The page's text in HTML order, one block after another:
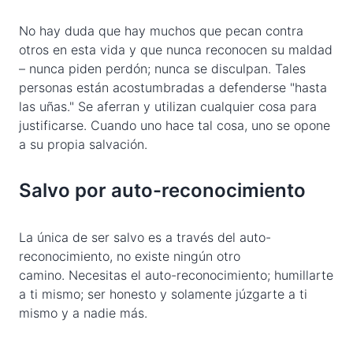
No hay duda que hay muchos que pecan contra
otros en esta vida y que nunca reconocen su maldad
– nunca piden perdón; nunca se disculpan. Tales
personas están acostumbradas a defenderse "hasta
las uñas." Se aferran y utilizan cualquier cosa para
justificarse. Cuando uno hace tal cosa, uno se opone
a su propia salvación.
Salvo por auto-reconocimiento
La única de ser salvo es a través del auto-
reconocimiento, no existe ningún otro
camino. Necesitas el auto-reconocimiento; humillarte
a ti mismo; ser honesto y solamente júzgarte a ti
mismo y a nadie más.